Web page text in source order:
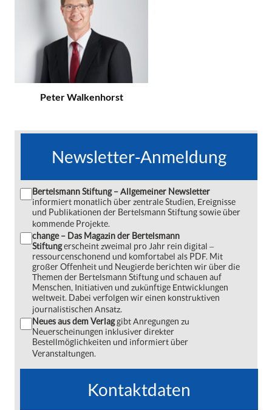
Peter Walkenhorst
Newsletter-Anmeldung
Bertelsmann Stiftung – Allgemeiner Newsletter
informiert monatlich über zentrale Studien, Ereignisse
und Publikationen der Bertelsmann Stiftung sowie über
kommende Projekte.
change – Das Magazin der Bertelsmann
Stiftungerscheint zweimal pro Jahr rein digital ‒
ressourcenschonend und komfortabel als PDF. Mit
großer Offenheit und Neugierde berichten wir über die
Themen der Bertelsmann Stiftung und schauen auf
Menschen, Initiativen und zukünftige Entwicklungen
weltweit. Dabei verfolgen wir einen konstruktiven
journalistischen Ansatz.
Neues aus dem Verlaggibt Anregungen zu
Neuerscheinungen inklusiver direkter
Bestellmöglichkeiten und informiert über
Veranstaltungen.
Kontaktdaten